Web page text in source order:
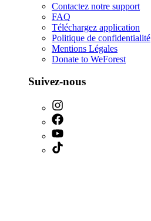
Contactez notre support
FAQ
Téléchargez application
Politique de confidentialité
Mentions Légales
Donate to WeForest
Suivez-nous